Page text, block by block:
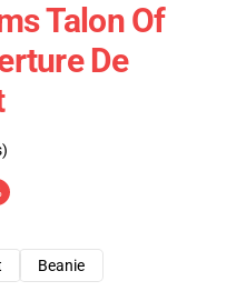
Talon Of
De
Beanie